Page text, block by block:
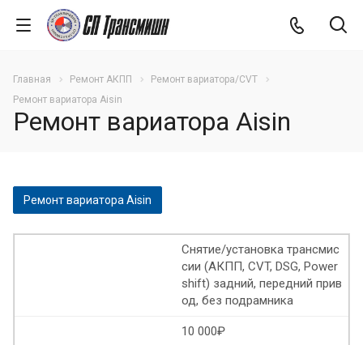
Главная Ремонт АКПП
Ремонт вариатора/CVT
Ремонт вариатора Aisin
Ремонт вариатора Aisin
Ремонт вариатора Aisin
Ремонт вариатора Мерседес b класса
Ремонт вариатора Мерседес а класс
Ремонт вариатора Мерседес w245
Снятие/установка трансмис
сии (АКПП, CVT, DSG, Power
shift) задний, передний прив
од, без подрамника
10 000₽